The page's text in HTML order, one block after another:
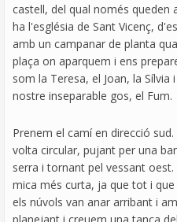
castell, del qual només queden
ha l'església de Sant Vicenç,
amb un campanar de planta
plaça on aparquem i ens
som la Teresa, el Joan, la
nostre inseparable gos, el Fum.
Prenem el camí en direcció
volta circular, pujant per una
serra i tornant pel vessant
mica més curta, ja que tot i
els núvols van anar arribant i